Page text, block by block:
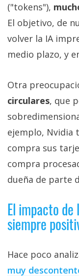
("tokens"),
El objetivo, de
volver la IA
medio plazo, y
Otra
circulares, que
ejemplo, Nvidia
compra sus
compra
dueña de parte
El impacto de
siempre
Hace poco
muy